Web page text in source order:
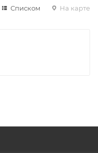
Списком На карте